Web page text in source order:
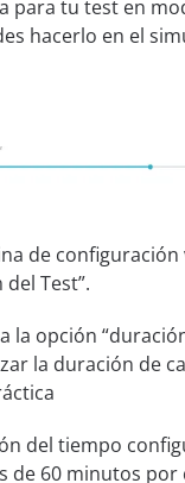
para tu test en
hacerlo en el
de
Test”.
la opción
la duración de
del tiempo
de 60 minutos por